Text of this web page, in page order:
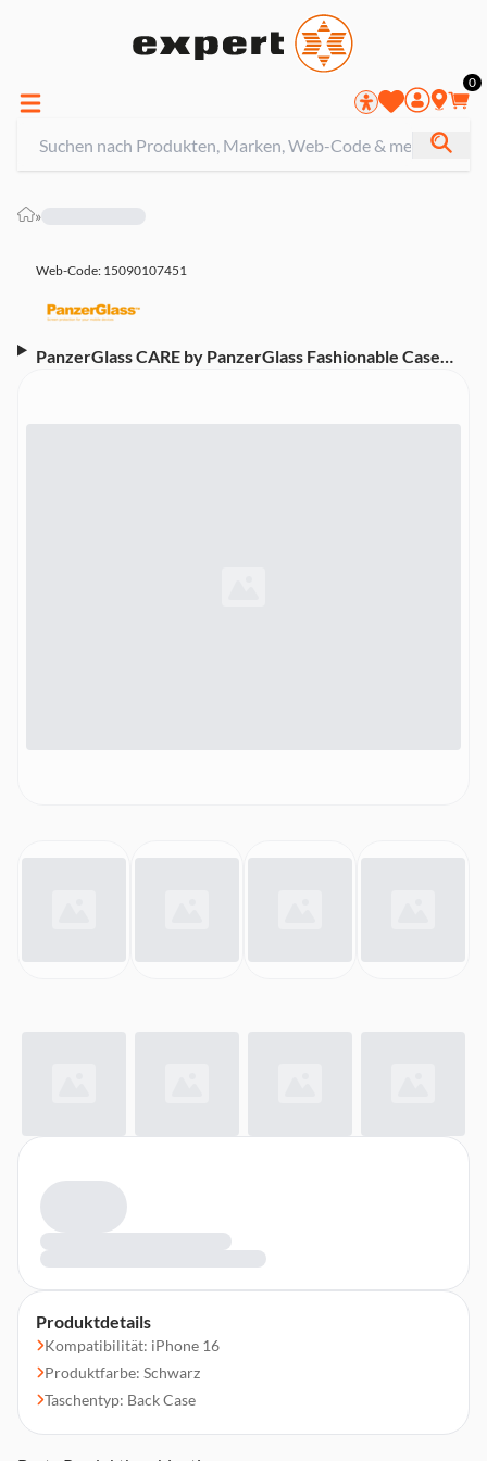
0
»
Web-Code: 15090107451
PanzerGlass CARE by PanzerGlass Fashionable Case
Produktdetails
Kompatibilität: iPhone 16
Produktfarbe: Schwarz
Taschentyp: Back Case